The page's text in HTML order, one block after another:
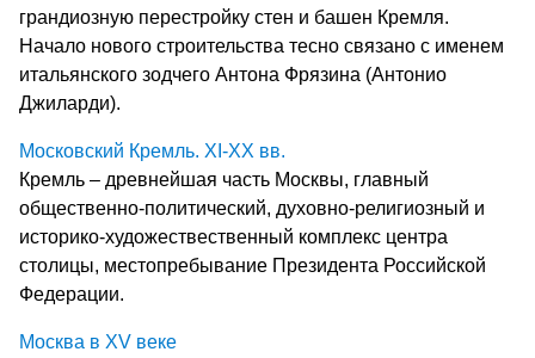
грандиозную перестройку стен и башен Кремля.
Начало нового строительства тесно связано с именем
итальянского зодчего Антона Фрязина (Антонио
Джиларди).
Московский Кремль. XI-XX вв.
Кремль – древнейшая часть Москвы, главный
общественно-политический, духовно-религиозный и
историко-художествественный комплекс центра
столицы, местопребывание Президента Российской
Федерации.
Москва в XV веке